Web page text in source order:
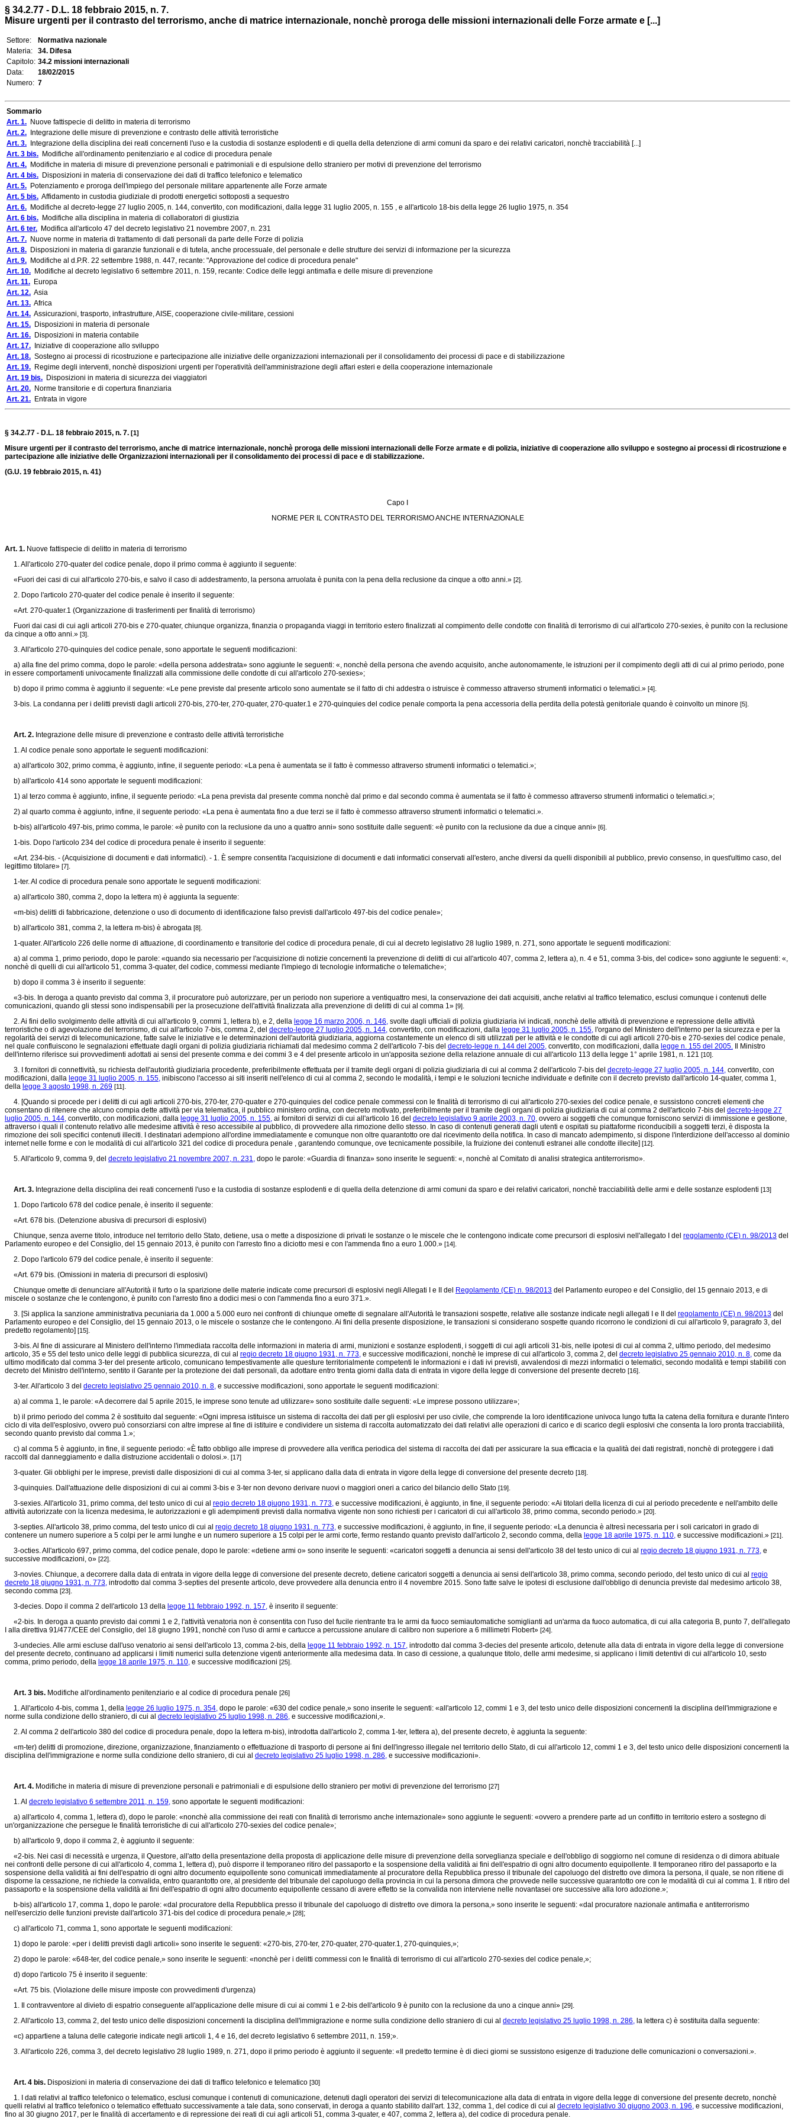
§ 34.2.77 - D.L. 18 febbraio 2015, n. 7.
Misure urgenti per il contrasto del terrorismo, anche di matrice internazionale, nonchè proroga delle missioni internazionali delle Forze armate e [...]
Settore:
Normativa nazionale
Materia:
34. Difesa
Capitolo: 34.2 missioni internazionali
Data:
18/02/2015
Numero: 7
Sommario
Art. 1. Nuove fattispecie di delitto in materia di terrorismo
Art. 2. Integrazione delle misure di prevenzione e contrasto delle attività terroristiche
Art. 3. Integrazione della disciplina dei reati concernenti l'uso e la custodia di sostanze esplodenti e di quella della detenzione di armi comuni da sparo e dei relativi caricatori, nonchè tracciabilità [...]
Art. 3 bis. Modifiche all'ordinamento penitenziario e al codice di procedura penale
Art. 4. Modifiche in materia di misure di prevenzione personali e patrimoniali e di espulsione dello straniero per motivi di prevenzione del terrorismo
Art. 4 bis. Disposizioni in materia di conservazione dei dati di traffico telefonico e telematico
Art. 5. Potenziamento e proroga dell'impiego del personale militare appartenente alle Forze armate
Art. 5 bis. Affidamento in custodia giudiziale di prodotti energetici sottoposti a sequestro
Art. 6. Modifiche al decreto-legge 27 luglio 2005, n. 144, convertito, con modificazioni, dalla legge 31 luglio 2005, n. 155 , e all'articolo 18-bis della legge 26 luglio 1975, n. 354
Art. 6 bis. Modifiche alla disciplina in materia di collaboratori di giustizia
Art. 6 ter. Modifica all'articolo 47 del decreto legislativo 21 novembre 2007, n. 231
Art. 7. Nuove norme in materia di trattamento di dati personali da parte delle Forze di polizia
Art. 8. Disposizioni in materia di garanzie funzionali e di tutela, anche processuale, del personale e delle strutture dei servizi di informazione per la sicurezza
Art. 9. Modifiche al d.P.R. 22 settembre 1988, n. 447, recante: "Approvazione del codice di procedura penale"
Art. 10. Modifiche al decreto legislativo 6 settembre 2011, n. 159, recante: Codice delle leggi antimafia e delle misure di prevenzione
Art. 11. Europa
Art. 12. Asia
Art. 13. Africa
Art. 14. Assicurazioni, trasporto, infrastrutture, AISE, cooperazione civile-militare, cessioni
Art. 15. Disposizioni in materia di personale
Art. 16. Disposizioni in materia contabile
Art. 17. Iniziative di cooperazione allo sviluppo
Art. 18. Sostegno ai processi di ricostruzione e partecipazione alle iniziative delle organizzazioni internazionali per il consolidamento dei processi di pace e di stabilizzazione
Art. 19. Regime degli interventi, nonchè disposizioni urgenti per l'operatività dell'amministrazione degli affari esteri e della cooperazione internazionale
Art. 19 bis. Disposizioni in materia di sicurezza dei viaggiatori
Art. 20. Norme transitorie e di copertura finanziaria
Art. 21. Entrata in vigore
§ 34.2.77 - D.L. 18 febbraio 2015, n. 7. [1]
Misure urgenti per il contrasto del terrorismo, anche di matrice internazionale, nonchè proroga delle missioni internazionali delle Forze armate e di polizia, iniziative di cooperazione allo sviluppo e sostegno ai processi di ricostruzione e
partecipazione alle iniziative delle Organizzazioni internazionali per il consolidamento dei processi di pace e di stabilizzazione.
(G.U. 19 febbraio 2015, n. 41)
Capo I
NORME PER IL CONTRASTO DEL TERRORISMO ANCHE INTERNAZIONALE
Art. 1. Nuove fattispecie di delitto in materia di terrorismo
1. All'articolo 270-quater del codice penale, dopo il primo comma è aggiunto il seguente:
«Fuori dei casi di cui all'articolo 270-bis, e salvo il caso di addestramento, la persona arruolata è punita con la pena della reclusione da cinque a otto anni.» [2].
2. Dopo l'articolo 270-quater del codice penale è inserito il seguente:
«Art. 270-quater.1 (Organizzazione di trasferimenti per finalità di terrorismo)
Fuori dai casi di cui agli articoli 270-bis e 270-quater, chiunque organizza, finanzia o propaganda viaggi in territorio estero finalizzati al compimento delle condotte con finalità di terrorismo di cui all'articolo 270-sexies, è punito con la reclusione
da cinque a otto anni.» [3].
3. All'articolo 270-quinquies del codice penale, sono apportate le seguenti modificazioni:
a) alla fine del primo comma, dopo le parole: «della persona addestrata» sono aggiunte le seguenti: «, nonchè della persona che avendo acquisito, anche autonomamente, le istruzioni per il compimento degli atti di cui al primo periodo, pone
in essere comportamenti univocamente finalizzati alla commissione delle condotte di cui all'articolo 270-sexies»;
b) dopo il primo comma è aggiunto il seguente: «Le pene previste dal presente articolo sono aumentate se il fatto di chi addestra o istruisce è commesso attraverso strumenti informatici o telematici.» [4].
3-bis. La condanna per i delitti previsti dagli articoli 270-bis, 270-ter, 270-quater, 270-quater.1 e 270-quinquies del codice penale comporta la pena accessoria della perdita della potestà genitoriale quando è coinvolto un minore [5].
Art. 2. Integrazione delle misure di prevenzione e contrasto delle attività terroristiche
1. Al codice penale sono apportate le seguenti modificazioni:
a) all'articolo 302, primo comma, è aggiunto, infine, il seguente periodo: «La pena è aumentata se il fatto è commesso attraverso strumenti informatici o telematici.»;
b) all'articolo 414 sono apportate le seguenti modificazioni:
1) al terzo comma è aggiunto, infine, il seguente periodo: «La pena prevista dal presente comma nonchè dal primo e dal secondo comma è aumentata se il fatto è commesso attraverso strumenti informatici o telematici.»;
2) al quarto comma è aggiunto, infine, il seguente periodo: «La pena è aumentata fino a due terzi se il fatto è commesso attraverso strumenti informatici o telematici.».
b-bis) all'articolo 497-bis, primo comma, le parole: «è punito con la reclusione da uno a quattro anni» sono sostituite dalle seguenti: «è punito con la reclusione da due a cinque anni» [6].
1-bis. Dopo l'articolo 234 del codice di procedura penale è inserito il seguente:
«Art. 234-bis. - (Acquisizione di documenti e dati informatici). - 1. È sempre consentita l'acquisizione di documenti e dati informatici conservati all'estero, anche diversi da quelli disponibili al pubblico, previo consenso, in quest'ultimo caso, del
legittimo titolare» [7].
1-ter. Al codice di procedura penale sono apportate le seguenti modificazioni:
a) all'articolo 380, comma 2, dopo la lettera m) è aggiunta la seguente:
«m-bis) delitti di fabbricazione, detenzione o uso di documento di identificazione falso previsti dall'articolo 497-bis del codice penale»;
b) all'articolo 381, comma 2, la lettera m-bis) è abrogata [8].
1-quater. All'articolo 226 delle norme di attuazione, di coordinamento e transitorie del codice di procedura penale, di cui al decreto legislativo 28 luglio 1989, n. 271, sono apportate le seguenti modificazioni:
a) al comma 1, primo periodo, dopo le parole: «quando sia necessario per l'acquisizione di notizie concernenti la prevenzione di delitti di cui all'articolo 407, comma 2, lettera a), n. 4 e 51, comma 3-bis, del codice» sono aggiunte le seguenti: «,
nonchè di quelli di cui all'articolo 51, comma 3-quater, del codice, commessi mediante l'impiego di tecnologie informatiche o telematiche»;
b) dopo il comma 3 è inserito il seguente:
«3-bis. In deroga a quanto previsto dal comma 3, il procuratore può autorizzare, per un periodo non superiore a ventiquattro mesi, la conservazione dei dati acquisiti, anche relativi al traffico telematico, esclusi comunque i contenuti delle
comunicazioni, quando gli stessi sono indispensabili per la prosecuzione dell'attività finalizzata alla prevenzione di delitti di cui al comma 1» [9].
2. Ai fini dello svolgimento delle attività di cui all'articolo 9, commi 1, lettera b), e 2, della legge 16 marzo 2006, n. 146, svolte dagli ufficiali di polizia giudiziaria ivi indicati, nonchè delle attività di prevenzione e repressione delle attività
terroristiche o di agevolazione del terrorismo, di cui all'articolo 7-bis, comma 2, del decreto-legge 27 luglio 2005, n. 144, convertito, con modificazioni, dalla legge 31 luglio 2005, n. 155, l'organo del Ministero dell'interno per la sicurezza e per la
regolarità dei servizi di telecomunicazione, fatte salve le iniziative e le determinazioni dell'autorità giudiziaria, aggiorna costantemente un elenco di siti utilizzati per le attività e le condotte di cui agli articoli 270-bis e 270-sexies del codice penale,
nel quale confluiscono le segnalazioni effettuate dagli organi di polizia giudiziaria richiamati dal medesimo comma 2 dell'articolo 7-bis del decreto-legge n. 144 del 2005, convertito, con modificazioni, dalla legge n. 155 del 2005. Il Ministro
dell'interno riferisce sui provvedimenti adottati ai sensi del presente comma e dei commi 3 e 4 del presente articolo in un'apposita sezione della relazione annuale di cui all'articolo 113 della legge 1° aprile 1981, n. 121 [10].
3. I fornitori di connettività, su richiesta dell'autorità giudiziaria procedente, preferibilmente effettuata per il tramite degli organi di polizia giudiziaria di cui al comma 2 dell'articolo 7-bis del decreto-legge 27 luglio 2005, n. 144, convertito, con
modificazioni, dalla legge 31 luglio 2005, n. 155, inibiscono l'accesso ai siti inseriti nell'elenco di cui al comma 2, secondo le modalità, i tempi e le soluzioni tecniche individuate e definite con il decreto previsto dall'articolo 14-quater, comma 1,
della legge 3 agosto 1998, n. 269 [11].
4. [Quando si procede per i delitti di cui agli articoli 270-bis, 270-ter, 270-quater e 270-quinquies del codice penale commessi con le finalità di terrorismo di cui all'articolo 270-sexies del codice penale, e sussistono concreti elementi che
consentano di ritenere che alcuno compia dette attività per via telematica, il pubblico ministero ordina, con decreto motivato, preferibilmente per il tramite degli organi di polizia giudiziaria di cui al comma 2 dell'articolo 7-bis del decreto-legge 27
luglio 2005, n. 144, convertito, con modificazioni, dalla legge 31 luglio 2005, n. 155, ai fornitori di servizi di cui all'articolo 16 del decreto legislativo 9 aprile 2003, n. 70, ovvero ai soggetti che comunque forniscono servizi di immissione e gestione,
attraverso i quali il contenuto relativo alle medesime attività è reso accessibile al pubblico, di provvedere alla rimozione dello stesso. In caso di contenuti generati dagli utenti e ospitati su piattaforme riconducibili a soggetti terzi, è disposta la
rimozione dei soli specifici contenuti illeciti. I destinatari adempiono all'ordine immediatamente e comunque non oltre quarantotto ore dal ricevimento della notifica. In caso di mancato adempimento, si dispone l'interdizione dell'accesso al dominio
internet nelle forme e con le modalità di cui all'articolo 321 del codice di procedura penale , garantendo comunque, ove tecnicamente possibile, la fruizione dei contenuti estranei alle condotte illecite] [12].
5. All'articolo 9, comma 9, del decreto legislativo 21 novembre 2007, n. 231, dopo le parole: «Guardia di finanza» sono inserite le seguenti: «, nonchè al Comitato di analisi strategica antiterrorismo».
Art. 3. Integrazione della disciplina dei reati concernenti l'uso e la custodia di sostanze esplodenti e di quella della detenzione di armi comuni da sparo e dei relativi caricatori, nonchè tracciabilità delle armi e delle sostanze esplodenti [13]
1. Dopo l'articolo 678 del codice penale, è inserito il seguente:
«Art. 678 bis. (Detenzione abusiva di precursori di esplosivi)
Chiunque, senza averne titolo, introduce nel territorio dello Stato, detiene, usa o mette a disposizione di privati le sostanze o le miscele che le contengono indicate come precursori di esplosivi nell'allegato I del regolamento (CE) n. 98/2013 del
Parlamento europeo e del Consiglio, del 15 gennaio 2013, è punito con l'arresto fino a diciotto mesi e con l'ammenda fino a euro 1.000.» [14].
2. Dopo l'articolo 679 del codice penale, è inserito il seguente:
«Art. 679 bis. (Omissioni in materia di precursori di esplosivi)
Chiunque omette di denunciare all'Autorità il furto o la sparizione delle materie indicate come precursori di esplosivi negli Allegati I e II del
Regolamento (CE) n. 98/2013 del Parlamento europeo e del Consiglio, del 15 gennaio 2013, e di
miscele o sostanze che le contengono, è punito con l'arresto fino a dodici mesi o con l'ammenda fino a euro 371.».
3. [Si applica la sanzione amministrativa pecuniaria da 1.000 a 5.000 euro nei confronti di chiunque omette di segnalare all'Autorità le transazioni sospette, relative alle sostanze indicate negli allegati I e II del regolamento (CE) n. 98/2013 del
Parlamento europeo e del Consiglio, del 15 gennaio 2013, o le miscele o sostanze che le contengono. Ai fini della presente disposizione, le transazioni si considerano sospette quando ricorrono le condizioni di cui all'articolo 9, paragrafo 3, del
predetto regolamento] [15].
3-bis. Al fine di assicurare al Ministero dell'interno l'immediata raccolta delle informazioni in materia di armi, munizioni e sostanze esplodenti, i soggetti di cui agli articoli 31-bis, nelle ipotesi di cui al comma 2, ultimo periodo, del medesimo
articolo, 35 e 55 del testo unico delle leggi di pubblica sicurezza, di cui al regio decreto 18 giugno 1931, n. 773, e successive modificazioni, nonchè le imprese di cui all'articolo 3, comma 2, del decreto legislativo 25 gennaio 2010, n. 8, come da
ultimo modificato dal comma 3-ter del presente articolo, comunicano tempestivamente alle questure territorialmente competenti le informazioni e i dati ivi previsti, avvalendosi di mezzi informatici o telematici, secondo modalità e tempi stabiliti con
decreto del Ministro dell'interno, sentito il Garante per la protezione dei dati personali, da adottare entro trenta giorni dalla data di entrata in vigore della legge di conversione del presente decreto [16].
3-ter. All'articolo 3 del decreto legislativo 25 gennaio 2010, n. 8, e successive modificazioni, sono apportate le seguenti modificazioni:
a) al comma 1, le parole: «A decorrere dal 5 aprile 2015, le imprese sono tenute ad utilizzare» sono sostituite dalle seguenti: «Le imprese possono utilizzare»;
b) il primo periodo del comma 2 è sostituito dal seguente: «Ogni impresa istituisce un sistema di raccolta dei dati per gli esplosivi per uso civile, che comprende la loro identificazione univoca lungo tutta la catena della fornitura e durante l'intero
ciclo di vita dell'esplosivo, ovvero può consorziarsi con altre imprese al fine di istituire e condividere un sistema di raccolta automatizzato dei dati relativi alle operazioni di carico e di scarico degli esplosivi che consenta la loro pronta tracciabilità,
secondo quanto previsto dal comma 1.»;
c) al comma 5 è aggiunto, in fine, il seguente periodo: «È fatto obbligo alle imprese di provvedere alla verifica periodica del sistema di raccolta dei dati per assicurare la sua efficacia e la qualità dei dati registrati, nonchè di proteggere i dati
raccolti dal danneggiamento e dalla distruzione accidentali o dolosi.». [17]
3-quater. Gli obblighi per le imprese, previsti dalle disposizioni di cui al comma 3-ter, si applicano dalla data di entrata in vigore della legge di conversione del presente decreto [18].
3-quinquies. Dall'attuazione delle disposizioni di cui ai commi 3-bis e 3-ter non devono derivare nuovi o maggiori oneri a carico del bilancio dello Stato [19].
3-sexies. All'articolo 31, primo comma, del testo unico di cui al regio decreto 18 giugno 1931, n. 773, e successive modificazioni, è aggiunto, in fine, il seguente periodo: «Ai titolari della licenza di cui al periodo precedente e nell'ambito delle
attività autorizzate con la licenza medesima, le autorizzazioni e gli adempimenti previsti dalla normativa vigente non sono richiesti per i caricatori di cui all'articolo 38, primo comma, secondo periodo.» [20].
3-septies. All'articolo 38, primo comma, del testo unico di cui al regio decreto 18 giugno 1931, n. 773, e successive modificazioni, è aggiunto, in fine, il seguente periodo: «La denuncia è altresì necessaria per i soli caricatori in grado di
contenere un numero superiore a 5 colpi per le armi lunghe e un numero superiore a 15 colpi per le armi corte, fermo restando quanto previsto dall'articolo 2, secondo comma, della legge 18 aprile 1975, n. 110, e successive modificazioni.» [21].
3-octies. All'articolo 697, primo comma, del codice penale, dopo le parole: «detiene armi o» sono inserite le seguenti: «caricatori soggetti a denuncia ai sensi dell'articolo 38 del testo unico di cui al regio decreto 18 giugno 1931, n. 773, e
successive modificazioni, o» [22].
3-novies. Chiunque, a decorrere dalla data di entrata in vigore della legge di conversione del presente decreto, detiene caricatori soggetti a denuncia ai sensi dell'articolo 38, primo comma, secondo periodo, del testo unico di cui al regio
decreto 18 giugno 1931, n. 773, introdotto dal comma 3-septies del presente articolo, deve provvedere alla denuncia entro il 4 novembre 2015. Sono fatte salve le ipotesi di esclusione dall'obbligo di denuncia previste dal medesimo articolo 38,
secondo comma [23].
3-decies. Dopo il comma 2 dell'articolo 13 della legge 11 febbraio 1992, n. 157, è inserito il seguente:
«2-bis. In deroga a quanto previsto dai commi 1 e 2, l'attività venatoria non è consentita con l'uso del fucile rientrante tra le armi da fuoco semiautomatiche somiglianti ad un'arma da fuoco automatica, di cui alla categoria B, punto 7, dell'allegato
I alla direttiva 91/477/CEE del Consiglio, del 18 giugno 1991, nonchè con l'uso di armi e cartucce a percussione anulare di calibro non superiore a 6 millimetri Flobert» [24].
3-undecies. Alle armi escluse dall'uso venatorio ai sensi dell'articolo 13, comma 2-bis, della legge 11 febbraio 1992, n. 157, introdotto dal comma 3-decies del presente articolo, detenute alla data di entrata in vigore della legge di conversione
del presente decreto, continuano ad applicarsi i limiti numerici sulla detenzione vigenti anteriormente alla medesima data. In caso di cessione, a qualunque titolo, delle armi medesime, si applicano i limiti detentivi di cui all'articolo 10, sesto
comma, primo periodo, della legge 18 aprile 1975, n. 110, e successive modificazioni [25].
Art. 3 bis. Modifiche all'ordinamento penitenziario e al codice di procedura penale [26]
1. All'articolo 4-bis, comma 1, della legge 26 luglio 1975, n. 354, dopo le parole: «630 del codice penale,» sono inserite le seguenti: «all'articolo 12, commi 1 e 3, del testo unico delle disposizioni concernenti la disciplina dell'immigrazione e
norme sulla condizione dello straniero, di cui al decreto legislativo 25 luglio 1998, n. 286, e successive modificazioni,».
2. Al comma 2 dell'articolo 380 del codice di procedura penale, dopo la lettera m-bis), introdotta dall'articolo 2, comma 1-ter, lettera a), del presente decreto, è aggiunta la seguente:
«m-ter) delitti di promozione, direzione, organizzazione, finanziamento o effettuazione di trasporto di persone ai fini dell'ingresso illegale nel territorio dello Stato, di cui all'articolo 12, commi 1 e 3, del testo unico delle disposizioni concernenti la
disciplina dell'immigrazione e norme sulla condizione dello straniero, di cui al decreto legislativo 25 luglio 1998, n. 286, e successive modificazioni».
Art. 4. Modifiche in materia di misure di prevenzione personali e patrimoniali e di espulsione dello straniero per motivi di prevenzione del terrorismo [27]
1. Al decreto legislativo 6 settembre 2011, n. 159, sono apportate le seguenti modificazioni:
a) all'articolo 4, comma 1, lettera d), dopo le parole: «nonchè alla commissione dei reati con finalità di terrorismo anche internazionale» sono aggiunte le seguenti: «ovvero a prendere parte ad un conflitto in territorio estero a sostegno di
un'organizzazione che persegue le finalità terroristiche di cui all'articolo 270-sexies del codice penale»;
b) all'articolo 9, dopo il comma 2, è aggiunto il seguente:
«2-bis. Nei casi di necessità e urgenza, il Questore, all'atto della presentazione della proposta di applicazione delle misure di prevenzione della sorveglianza speciale e dell'obbligo di soggiorno nel comune di residenza o di dimora abituale
nei confronti delle persone di cui all'articolo 4, comma 1, lettera d), può disporre il temporaneo ritiro del passaporto e la sospensione della validità ai fini dell'espatrio di ogni altro documento equipollente. Il temporaneo ritiro del passaporto e la
sospensione della validità ai fini dell'espatrio di ogni altro documento equipollente sono comunicati immediatamente al procuratore della Repubblica presso il tribunale del capoluogo del distretto ove dimora la persona, il quale, se non ritiene di
disporne la cessazione, ne richiede la convalida, entro quarantotto ore, al presidente del tribunale del capoluogo della provincia in cui la persona dimora che provvede nelle successive quarantotto ore con le modalità di cui al comma 1. Il ritiro del
passaporto e la sospensione della validità ai fini dell'espatrio di ogni altro documento equipollente cessano di avere effetto se la convalida non interviene nelle novantasei ore successive alla loro adozione.»;
b-bis) all'articolo 17, comma 1, dopo le parole: «dal procuratore della Repubblica presso il tribunale del capoluogo di distretto ove dimora la persona,» sono inserite le seguenti: «dal procuratore nazionale antimafia e antiterrorismo
nell'esercizio delle funzioni previste dall'articolo 371-bis del codice di procedura penale,» [28];
c) all'articolo 71, comma 1, sono apportate le seguenti modificazioni:
1) dopo le parole: «per i delitti previsti dagli articoli» sono inserite le seguenti: «270-bis, 270-ter, 270-quater, 270-quater.1, 270-quinquies,»;
2) dopo le parole: «648-ter, del codice penale,» sono inserite le seguenti: «nonchè per i delitti commessi con le finalità di terrorismo di cui all'articolo 270-sexies del codice penale,»;
d) dopo l'articolo 75 è inserito il seguente:
«Art. 75 bis. (Violazione delle misure imposte con provvedimenti d'urgenza)
1. Il contravventore al divieto di espatrio conseguente all'applicazione delle misure di cui ai commi 1 e 2-bis dell'articolo 9 è punito con la reclusione da uno a cinque anni» [29].
2. All'articolo 13, comma 2, del testo unico delle disposizioni concernenti la disciplina dell'immigrazione e norme sulla condizione dello straniero di cui al decreto legislativo 25 luglio 1998, n. 286, la lettera c) è sostituita dalla seguente:
«c) appartiene a taluna delle categorie indicate negli articoli 1, 4 e 16, del decreto legislativo 6 settembre 2011, n. 159;».
3. All'articolo 226, comma 3, del decreto legislativo 28 luglio 1989, n. 271, dopo il primo periodo è aggiunto il seguente: «Il predetto termine è di dieci giorni se sussistono esigenze di traduzione delle comunicazioni o conversazioni.».
Art. 4 bis. Disposizioni in materia di conservazione dei dati di traffico telefonico e telematico [30]
1. I dati relativi al traffico telefonico o telematico, esclusi comunque i contenuti di comunicazione, detenuti dagli operatori dei servizi di telecomunicazione alla data di entrata in vigore della legge di conversione del presente decreto, nonchè
quelli relativi al traffico telefonico o telematico effettuato successivamente a tale data, sono conservati, in deroga a quanto stabilito dall'art. 132, comma 1, del codice di cui al decreto legislativo 30 giugno 2003, n. 196, e successive modificazioni,
fino al 30 giugno 2017, per le finalità di accertamento e di repressione dei reati di cui agli articoli 51, comma 3-quater, e 407, comma 2, lettera a), del codice di procedura penale.